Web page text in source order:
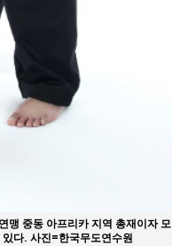
맹 중동 아프리카 지역 총재이자 모
다. 사진=한국무도연수원